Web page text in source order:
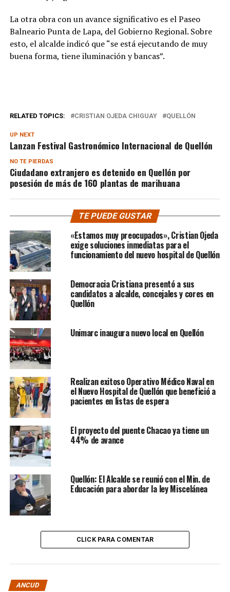
La otra obra con un avance significativo es el Paseo
Balneario Punta de Lapa, del Gobierno Regional. Sobre
esto, el alcalde indicó que “se está ejecutando de muy
buena forma, tiene iluminación y bancas”.
RELATED TOPICS: CRISTIAN OJEDA CHIGUAY QUELLÓN
UP NEXT
Lanzan Festival Gastronómico Internacional de Quellón
NO TE PIERDAS
Ciudadano extranjero es detenido en Quellón por
posesión de más de 160 plantas de marihuana
TE PUEDE GUSTAR
«Estamos muy preocupados», Cristian Ojeda
exige soluciones inmediatas para el
funcionamiento del nuevo hospital de Quellón
Democracia Cristiana presentó a sus
candidatos a alcalde, concejales y cores en
Quellón
Unimarc inaugura nuevo local en Quellón
Realizan exitoso Operativo Médico Naval en
el Nuevo Hospital de Quellón que benefició a
pacientes en listas de espera
El proyecto del puente Chacao ya tiene un
44% de avance
Quellón: El Alcalde se reunió con el Min. de
Educación para abordar la ley Miscelánea
CLICK PARA COMENTAR
ANCUD